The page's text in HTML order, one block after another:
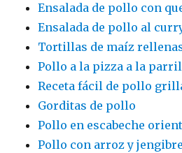
Ensalada de pollo con
Ensalada de pollo al
Tortillas de maíz
Pollo a la pizza a la
Receta fácil de pollo
Gorditas de pollo
Pollo en escabeche
Pollo con arroz y jengibre